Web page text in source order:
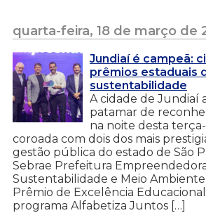
quarta-feira, 18 de março de
Jundiaí é campeã:
prêmios estaduais
sustentabilidade
A cidade de Jundiaí
patamar de
na noite desta terça-
coroada com dois dos mais
gestão pública do estado de São
Sebrae Prefeitura
Sustentabilidade e Meio
Prêmio de Excelência
programa Alfabetiza Juntos […]